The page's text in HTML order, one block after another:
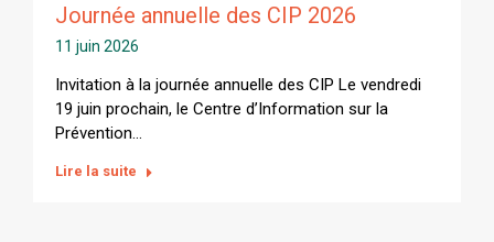
Journée annuelle des CIP 2026
11 juin 2026
Invitation à la journée annuelle des CIP Le vendredi
19 juin prochain, le Centre d’Information sur la
Prévention…
Lire la suite